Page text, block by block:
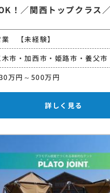
！／関西トップクラス
業 【未経験】
木市・加西市・姫路市・養父市
万円～500万円
詳しく見る